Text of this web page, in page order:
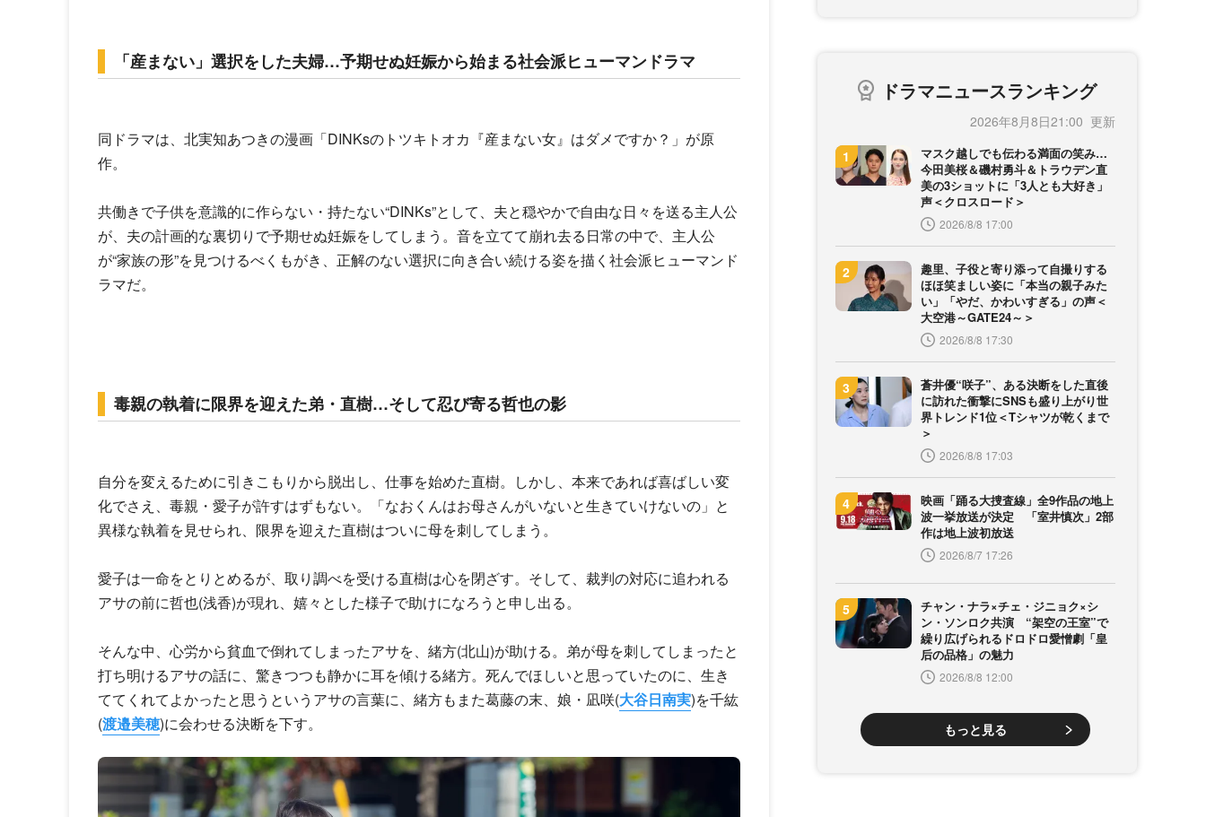
「産まない」選択をした夫婦…予期せぬ妊娠から始まる社会派ヒューマンドラマ
同ドラマは、北実知あつきの漫画「DINKsのトツキトオカ『産まない女』はダメですか？」が原
作。
共働きで子供を意識的に作らない・持たない“DINKs”として、夫と穏やかで自由な日々を送る主人公
が、夫の計画的な裏切りで予期せぬ妊娠をしてしまう。音を立てて崩れ去る日常の中で、主人公
が“家族の形”を見つけるべくもがき、正解のない選択に向き合い続ける姿を描く社会派ヒューマンド
ラマだ。
毒親の執着に限界を迎えた弟・直樹…そして忍び寄る哲也の影
自分を変えるために引きこもりから脱出し、仕事を始めた直樹。しかし、本来であれば喜ばしい変
化でさえ、毒親・愛子が許すはずもない。「なおくんはお母さんがいないと生きていけないの」と
異様な執着を見せられ、限界を迎えた直樹はついに母を刺してしまう。
愛子は一命をとりとめるが、取り調べを受ける直樹は心を閉ざす。そして、裁判の対応に追われる
アサの前に哲也(浅香)が現れ、嬉々とした様子で助けになろうと申し出る。
そんな中、心労から貧血で倒れてしまったアサを、緒方(北山)が助ける。弟が母を刺してしまったと
打ち明けるアサの話に、驚きつつも静かに耳を傾ける緒方。死んでほしいと思っていたのに、生き
ててくれてよかったと思うというアサの言葉に、緒方もまた葛藤の末、娘・凪咲(大谷日南実)を千紘
(渡邉美穂)に会わせる決断を下す。
ドラマニュースランキング
2026年8月8日21:00
マスク越しでも伝わる満面の笑み…
今田美桜＆磯村勇斗＆トラウデン直
美の3ショットに「3人とも大好き」
声＜クロスロード＞
2026/8/8 17:00
趣里、子役と寄り添って自撮りする
ほほ笑ましい姿に「本当の親子みた
い」「やだ、かわいすぎる」の声＜
大空港～GATE24～＞
2026/8/8 17:30
蒼井優“咲子”、ある決断をした直後
に訪れた衝撃にSNSも盛り上がり世
界トレンド1位＜Tシャツが乾くまで
＞
2026/8/8 17:03
映画「踊る大捜査線」全9作品の地上
波一挙放送が決定 「室井慎次」2部
作は地上波初放送
2026/8/7 17:26
チャン・ナラ×チェ・ジニョク×シ
ン・ソンロク共演 “架空の王室”で
繰り広げられるドロドロ愛憎劇「皇
后の品格」の魅力
2026/8/8 12:00
もっと見る